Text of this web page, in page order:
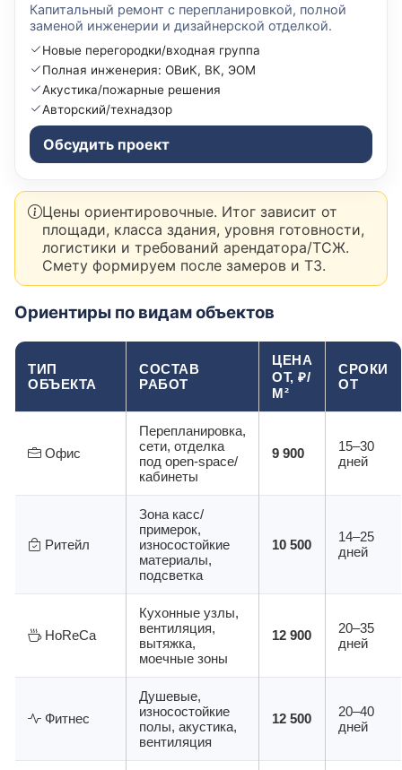
Капитальный ремонт с перепланировкой, полной
заменой инженерии и дизайнерской отделкой.
Новые перегородки/входная группа
Полная инженерия: ОВиК, ВК, ЭОМ
Акустика/пожарные решения
Авторский/технадзор
Обсудить проект
Цены ориентировочные. Итог зависит от
площади, класса здания, уровня готовности,
логистики и требований арендатора/ТСЖ.
Смету формируем после замеров и ТЗ.
Ориентиры по видам объектов
ТИП
ОБЪЕКТА
СОСТАВ
РАБОТ
ЦЕНА
ОТ, ₽/
М²
СРОКИ
ОТ
Офис
Перепланировка,
сети, отделка
под open-space/
кабинеты
9 900
15–30
дней
Ритейл
Зона касс/
примерок,
износостойкие
материалы,
подсветка
10 500
14–25
дней
HoReCa
Кухонные узлы,
вентиляция,
вытяжка,
моечные зоны
12 900
20–35
дней
Фитнес
Душевые,
износостойкие
полы, акустика,
вентиляция
12 500
20–40
дней